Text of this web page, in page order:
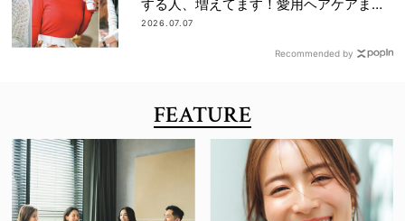
する人、増えてます！愛用ヘアケアまで
全部見せ
2026.07.07
Recommended by
FEATURE